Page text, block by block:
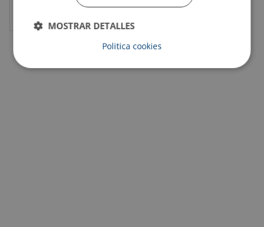
Ver el producto
MOSTRAR DETALLES
Politica cookies